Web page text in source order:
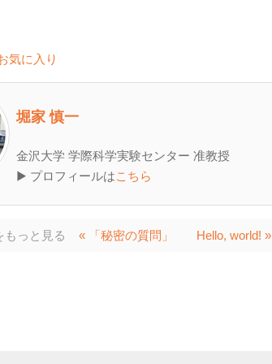
気に入り
堀家 慎一
金沢大学 学際科学実験センター 准教授
▶ プロフィールはこちら
もっと見る « 「秘密の質問」 Hello, world! »